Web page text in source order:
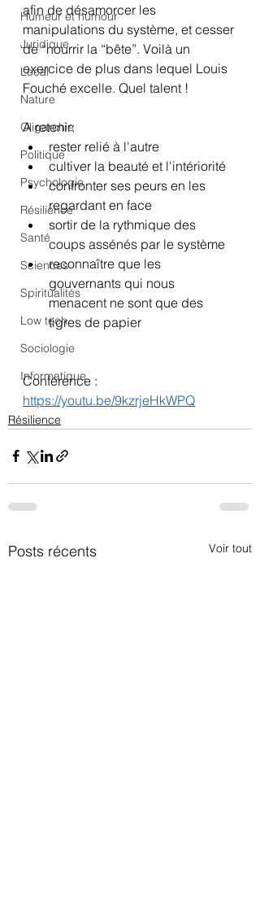
Humeur et humour
Juridique
Local
Nature
Oligarchie
Politique
Psychologie
Résilience
Santé
Sciences
Spiritualités
Low tech
Sociologie
Informatique
afin de désamorcer les
manipulations du système, et cesser
de “nourrir la “bête”. Voilà un
exercice de plus dans lequel Louis
Fouché excelle. Quel talent !
A retenir:
rester relié à l'autre
cultiver la beauté et l'intériorité
confronter ses peurs en les
regardant en face
sortir de la rythmique des
coups assénés par le système
reconnaître que les
gouvernants qui nous
menacent ne sont que des
tigres de papier
Conférence :
https://youtu.be/9kzrjeHkWPQ
Résilience
Posts récents Voir tout